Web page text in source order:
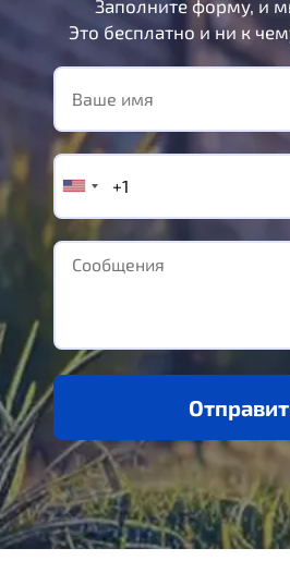
Заполните форму, и
Это бесплатно и ни к